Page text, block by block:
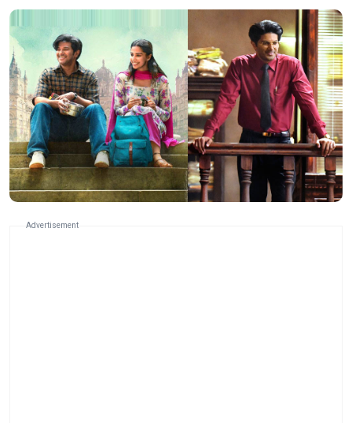
Advertisement